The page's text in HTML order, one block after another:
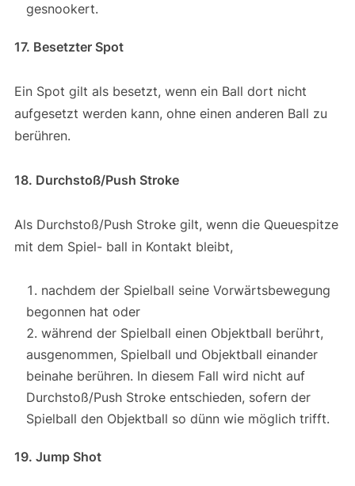
gesnookert.
17. Besetzter Spot
Ein Spot gilt als besetzt, wenn ein Ball dort nicht
aufgesetzt werden kann, ohne einen anderen Ball zu
berühren.
18. Durchstoß/Push Stroke
Als Durchstoß/Push Stroke gilt, wenn die Queuespitze
mit dem Spiel- ball in Kontakt bleibt,
nachdem der Spielball seine Vorwärtsbewegung
begonnen hat oder
während der Spielball einen Objektball berührt,
ausgenommen, Spielball und Objektball einander
beinahe berühren. In diesem Fall wird nicht auf
Durchstoß/Push Stroke entschieden, sofern der
Spielball den Objektball so dünn wie möglich trifft.
19. Jump Shot